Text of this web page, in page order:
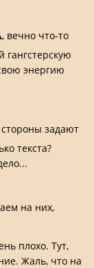
, вечно что-то
энергию
задают
текста?
на них,
плохо. Тут,
Жаль, что на